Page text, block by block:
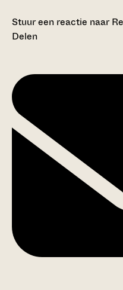
Stuur een reactie naar
Delen